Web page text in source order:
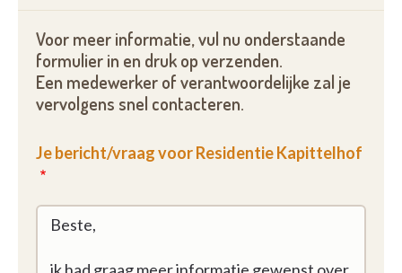
Voor meer informatie, vul nu onderstaande
formulier in en druk op verzenden.
Een medewerker of verantwoordelijke zal je
vervolgens snel contacteren.
Je bericht/vraag voor Residentie Kapittelhof